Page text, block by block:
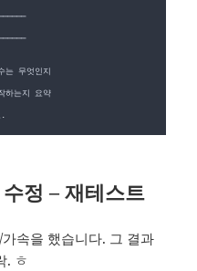
는 무엇인지
하는지 요약
정 – 재테스트
속을 했습니다. 그 결과
. ㅎ